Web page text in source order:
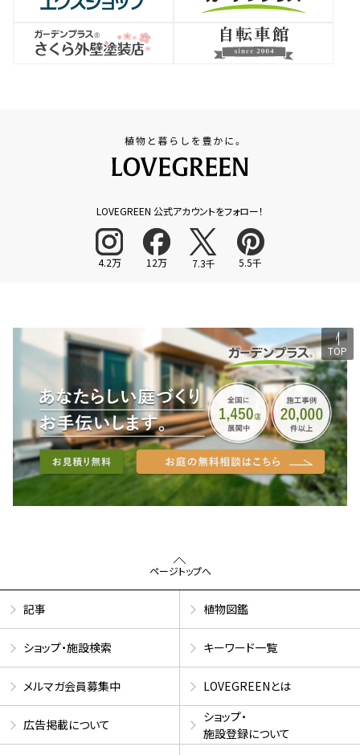
LOVEGREEN 公式アカウントをフォロー！
4.2万 12万 7.3千 5.5千
TOP
ページトップへ
記事 植物図鑑
ショップ・施設検索 キーワード一覧
メルマガ会員募集中 LOVEGREENとは
広告掲載について
ショップ・
施設登録について